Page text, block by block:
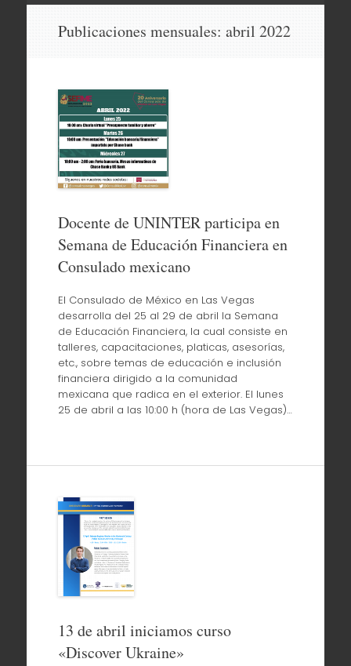
Publicaciones mensuales: abril 2022
Docente de UNINTER participa en
Semana de Educación Financiera en
Consulado mexicano
El Consulado de México en Las Vegas
desarrolla del 25 al 29 de abril la Semana
de Educación Financiera, la cual consiste en
talleres, capacitaciones, platicas, asesorías,
etc., sobre temas de educación e inclusión
financiera dirigido a la comunidad
mexicana que radica en el exterior. El lunes
25 de abril a las 10:00 h (hora de Las Vegas)…
13 de abril iniciamos curso
«Discover Ukraine»